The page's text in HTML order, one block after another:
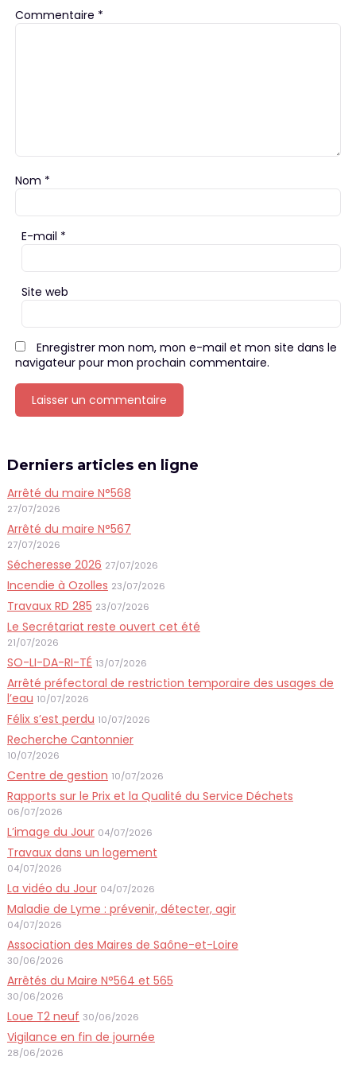
Commentaire *
Nom *
E-mail *
Site web
Enregistrer mon nom, mon e-mail et mon site dans le
navigateur pour mon prochain commentaire.
Derniers articles en ligne
Arrêté du maire N°568
27/07/2026
Arrêté du maire N°567
27/07/2026
Sécheresse 2026 27/07/2026
Incendie à Ozolles 23/07/2026
Travaux RD 285 23/07/2026
Le Secrétariat reste ouvert cet été
21/07/2026
SO-LI-DA-RI-TÉ 13/07/2026
Arrêté préfectoral de restriction temporaire des usages de
l’eau 10/07/2026
Félix s’est perdu 10/07/2026
Recherche Cantonnier
10/07/2026
Centre de gestion 10/07/2026
Rapports sur le Prix et la Qualité du Service Déchets
06/07/2026
L’image du Jour 04/07/2026
Travaux dans un logement
04/07/2026
La vidéo du Jour 04/07/2026
Maladie de Lyme : prévenir, détecter, agir
04/07/2026
Association des Maires de Saône-et-Loire
30/06/2026
Arrêtés du Maire N°564 et 565
30/06/2026
Loue T2 neuf 30/06/2026
Vigilance en fin de journée
28/06/2026